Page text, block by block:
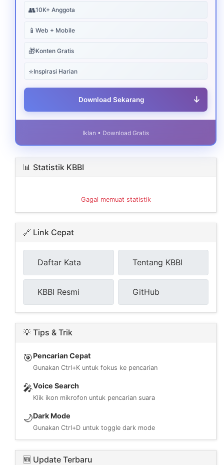
👥10K+ Anggota
📱 Web + Mobile
🎁Konten Gratis
⭐Inspirasi Harian
Download Sekarang ↓
Iklan • Download Gratis
📊 Statistik KBBI
Gagal memuat statistik
🔗 Link Cepat
Daftar Kata Tentang KBBI
KBBI Resmi GitHub
💡 Tips & Trik
🎯Pencarian Cepat
Gunakan Ctrl+K untuk fokus ke pencarian
🎤Voice Search
Klik ikon mikrofon untuk pencarian suara
🌙Dark Mode
Gunakan Ctrl+D untuk toggle dark mode
🆕 Update Terbaru